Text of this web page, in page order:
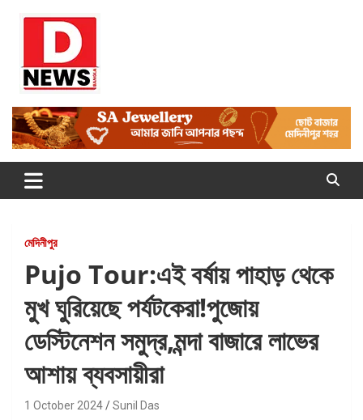
Dnews
#Medinipur24X7News
মেদিনীপুর
Pujo Tour:এই বর্ষায় পাহাড় থেকে
মুখ ঘুরিয়েছে পর্যটকেরা!পুজোয়
ডেস্টিনেশন সমুদ্র,মন্দা বাজারে লাভের
আশায় ব্যবসায়ীরা
1 October 2024 Sunil Das